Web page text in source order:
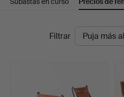
en
Karljohan
Filtrar